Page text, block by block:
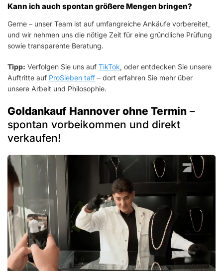
Kann ich auch spontan größere Mengen bringen?
Gerne – unser Team ist auf umfangreiche Ankäufe vorbereitet,
und wir nehmen uns die nötige Zeit für eine gründliche Prüfung
sowie transparente Beratung.
Tipp: Verfolgen Sie uns auf TikTok, oder entdecken Sie unsere
Auftritte auf ProSieben taff – dort erfahren Sie mehr über
unsere Arbeit und Philosophie.
Goldankauf Hannover ohne Termin –
spontan vorbeikommen und direkt
verkaufen!